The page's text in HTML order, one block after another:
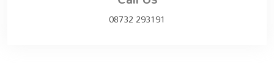
08732 293191